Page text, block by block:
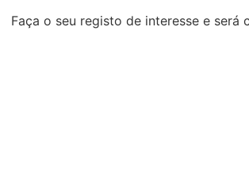
Faça o seu registo de interesse e